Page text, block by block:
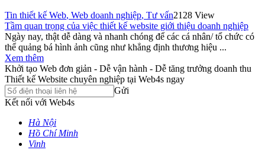
Tin thiết kế Web, Web doanh nghiệp, Tư vấn2128 View
Tầm quan trọng của việc thiết kế website giới thiệu doanh nghiệp
Ngày nay, thật dễ dàng và nhanh chóng để các cá nhân/ tổ chức có
thể quảng bá hình ảnh cũng như khẳng định thương hiệu ...
Xem thêm
Khởi tạo Web đơn giản - Dễ vận hành - Dễ tăng trưởng doanh thu
Thiết kế Website chuyên nghiệp tại Web4s ngay
Gửi
Kết nối với Web4s
Hà Nội
Hồ Chí Minh
Vinh